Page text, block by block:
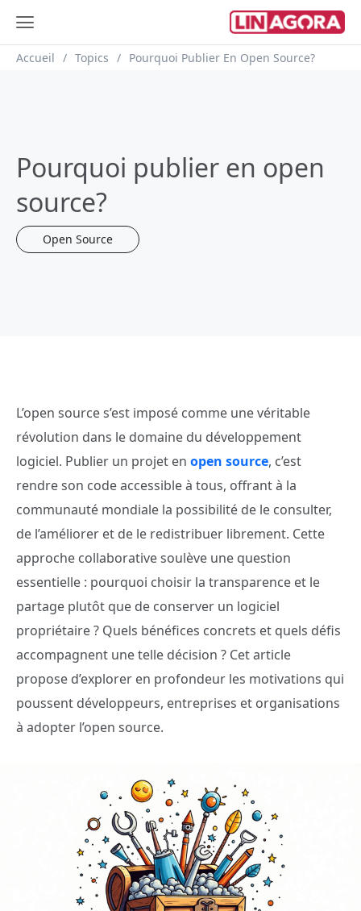
Fil d'Ariane
Accueil Topics Pourquoi Publier En Open Source?
Pourquoi publier en open
source?
Open Source
L’open source s’est imposé comme une véritable
révolution dans le domaine du développement
logiciel. Publier un projet en open source, c’est
rendre son code accessible à tous, offrant à la
communauté mondiale la possibilité de le consulter,
de l’améliorer et de le redistribuer librement. Cette
approche collaborative soulève une question
essentielle : pourquoi choisir la transparence et le
partage plutôt que de conserver un logiciel
propriétaire ? Quels bénéfices concrets et quels défis
accompagnent une telle décision ? Cet article
propose d’explorer en profondeur les motivations qui
poussent développeurs, entreprises et organisations
à adopter l’open source.